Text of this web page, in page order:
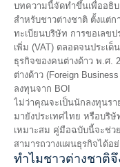
บทความนี้จัดทำขึ้นเพื่ออธิ
สำหรับชาวต่างชาติ ตั้งแต่
ทะเบียนบริษัท การขอเลข
เพิ่ม (VAT) ตลอดจนประเ
ธุรกิจของคนต่างด้าว พ.ศ.
ต่างด้าว (Foreign
ลงทุนจาก BOI
ไม่ว่าคุณจะเป็นนักลงทุนรา
มายังประเทศไทย หรือบริษั
เหมาะสม คู่มือฉบับนี้จะช่ว
สามารถวางแผนธุรกิจได้อ
ทำไมชาวต่างชาติจึ